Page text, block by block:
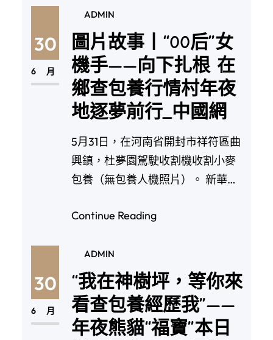
30
6 月
ADMIN
圖片故事丨“00后”女
機手——向下扎根 在
鄉查包養行情村年夜
地逐夢前行_中國網
5月31日，在河南省開封市祥符區曲
興鎮，杜夢園駕駛收割機收割小麥
包養（無包養人機照片）。 新華社
Continue Reading
30
6 月
ADMIN
“我在神樹坪，等你來
看查包養經歷我”——
年夜熊貓“福寶”本日